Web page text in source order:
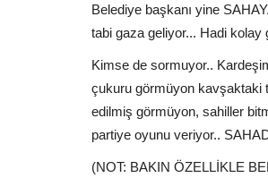
Belediye başkanı yine
tabi gaza geliyor... Hadi
Kimse de sormuyor..
çukuru görmüyon kavşaktaki
edilmiş görmüyon, sahiller
partiye oyunu veriyor..
(NOT: BAKIN ÖZELLİKLE